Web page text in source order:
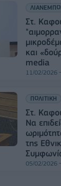
Στ.
και
media
11/02/2026
ΠΟΛΙΤΙΚΗ
Στ.
Να
της
05/02/2026